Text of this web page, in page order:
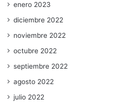
enero 2023
diciembre 2022
noviembre 2022
octubre 2022
septiembre 2022
agosto 2022
julio 2022